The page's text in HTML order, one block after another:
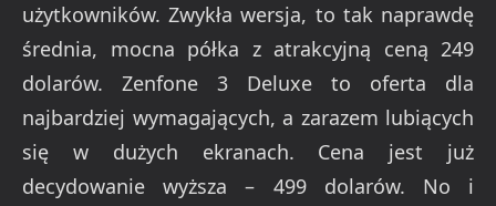
użytkowników. Zwykła wersja, to tak naprawdę
średnia, mocna półka z atrakcyjną ceną 249
dolarów. Zenfone 3 Deluxe to oferta dla
najbardziej wymagających, a zarazem lubiących
się w dużych ekranach. Cena jest już
decydowanie wyższa – 499 dolarów. No i